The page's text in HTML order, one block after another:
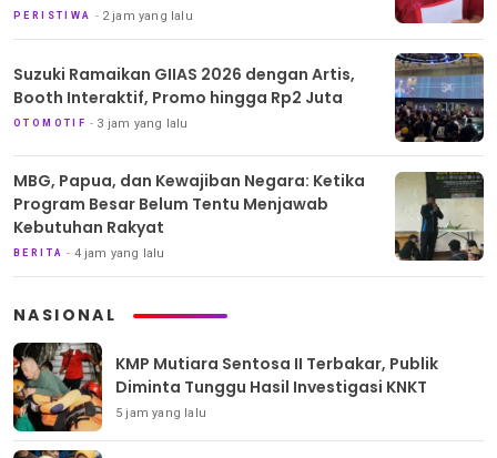
PERISTIWA 2 jam yang lalu
Suzuki Ramaikan GIIAS 2026 dengan Artis,
Booth Interaktif, Promo hingga Rp2 Juta
OTOMOTIF 3 jam yang lalu
MBG, Papua, dan Kewajiban Negara: Ketika
Program Besar Belum Tentu Menjawab
Kebutuhan Rakyat
BERITA 4 jam yang lalu
NASIONAL
KMP Mutiara Sentosa II Terbakar, Publik
Diminta Tunggu Hasil Investigasi KNKT
5 jam yang lalu